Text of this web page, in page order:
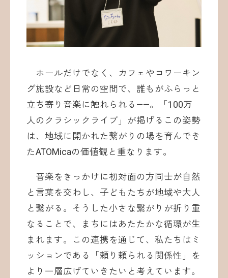
ホールだけでなく、カフェやコワーキン
グ施設など日常の空間で、誰もがふらっと
立ち寄り音楽に触れられる——。「100万
人のクラシックライブ」が掲げるこの姿勢
は、地域に開かれた繋がりの場を育んでき
たATOMicaの価値観と重なります。
音楽をきっかけに初対面の方同士が自然
と言葉を交わし、子どもたちが地域や大人
と繋がる。そうした小さな繋がりが折り重
なることで、まちにはあたたかな循環が生
まれます。この連携を通じて、私たちはミ
ッションである「頼り頼られる関係性」を
より一層広げていきたいと考えています。